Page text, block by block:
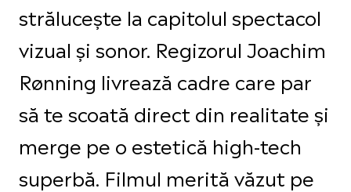
străluceşte la capitolul spectacol
vizual şi sonor. Regizorul Joachim
Rønning livrează cadre care par
să te scoată direct din realitate şi
merge pe o estetică high-tech
superbă. Filmul merită văzut pe